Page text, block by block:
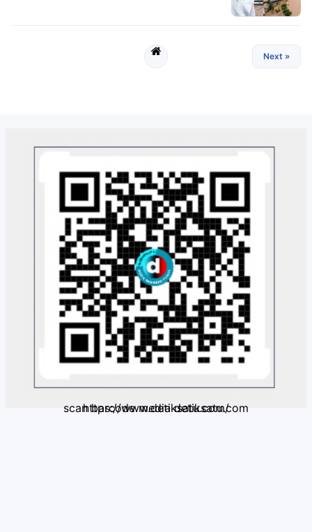
Next »
scan barcode media detiksatu.com https://www.detiksatu.com/